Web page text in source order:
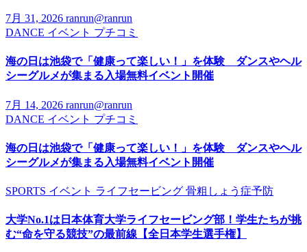
7月 31, 2026 ranrun@ranrun
DANCE イベント プチコミ
海の日は池袋で「健康って楽しい！」を体験 ダンスやヘル
シーグルメが集まる入場無料イベント開催
7月 14, 2026 ranrun@ranrun
DANCE イベント プチコミ
海の日は池袋で「健康って楽しい！」を体験 ダンスやヘル
シーグルメが集まる入場無料イベント開催
SPORTS イベント ライフセービング 骨粗しょう症予防
大学No.1は日本体育大学ライフセービング部！学生たちが挑
む“命を守る競技”の最前線【全日本学生選手権】